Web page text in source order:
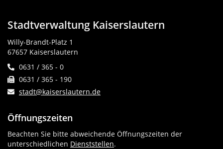
Stadtverwaltung Kaiserslautern
Willy-Brandt-Platz 1
67657 Kaiserslautern
0631 / 365 - 0
0631 / 365 - 190
stadt@kaiserslautern.de
Öffnungszeiten
Beachten Sie bitte abweichende Öffnungszeiten der
unterschiedlichen Dienststellen.